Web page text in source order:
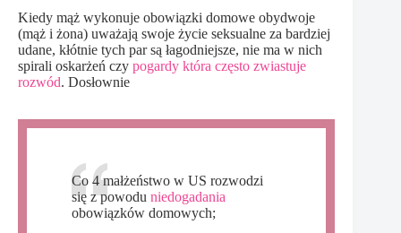
Kiedy mąż wykonuje obowiązki domowe obydwoje
(mąż i żona) uważają swoje życie seksualne za bardziej
udane, kłótnie tych par są łagodniejsze, nie ma w nich
spirali oskarżeń czy pogardy która często zwiastuje
rozwód. Dosłownie
Co 4 małżeństwo w US rozwodzi
się z powodu niedogadania
obowiązków domowych;